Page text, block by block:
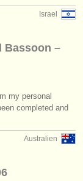
Israel
Bassoon –
my personal
completed and
Australien